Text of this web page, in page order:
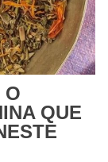
O
QUE